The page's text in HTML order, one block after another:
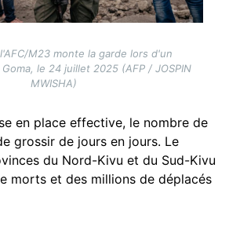
M23 monte la garde lors d'un
le 24 juillet 2025 (AFP / JOSPIN
MWISHA)
en place effective, le nombre de
grossir de jours en jours. Le
du Nord-Kivu et du Sud-Kivu
morts et des millions de déplacés